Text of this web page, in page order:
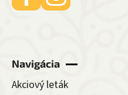
Navigácia
Akciový leták